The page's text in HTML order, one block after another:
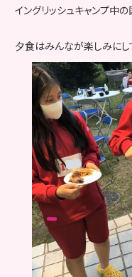
イングリッシュキャンプ中
夕食はみんなが楽しみにし